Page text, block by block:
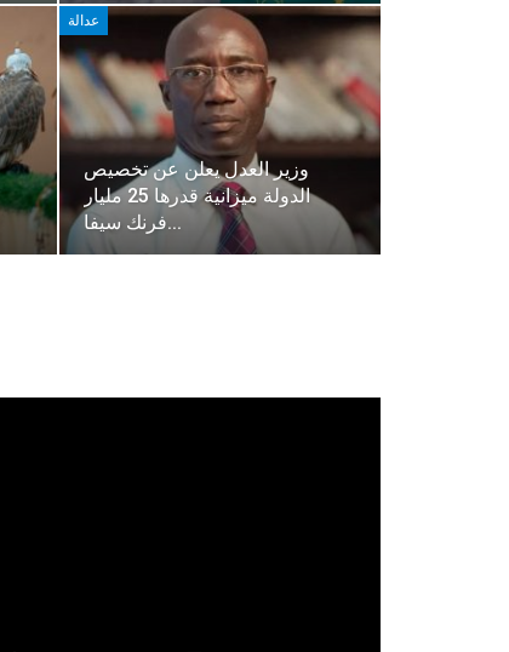
عدالة
وزير العدل يعلن عن تخصيص
الدولة ميزانية قدرها 25 مليار
فرنك سيفا…